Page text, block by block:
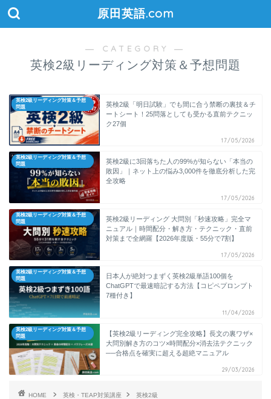
原田英語.com
― CATEGORY ―
英検2級リーディング対策＆予想問題
英検2級リーディング対策＆予想
問題
英検2級「明日試験」でも間に合う禁断の裏技＆チ
ートシート！25問落としても受かる直前テクニッ
ク27個
17/05/2026
英検2級リーディング対策＆予想
問題
英検2級に3回落ちた人の99%が知らない「本当の
敗因」｜ネット上の悩み3,000件を徹底分析した完
全攻略
17/05/2026
英検2級リーディング対策＆予想
問題
英検2級リーディング 大問別「秒速攻略」完全マ
ニュアル｜時間配分・解き方・テクニック・直前
対策まで全網羅【2026年度版・55分で7割】
17/05/2026
英検2級リーディング対策＆予想
問題
日本人が絶対つまずく英検2級単語100個を
ChatGPTで最速暗記する方法【コピペプロンプト
7種付き】
11/04/2026
英検2級リーディング対策＆予想
問題
【英検2級リーディング完全攻略】長文の裏ワザ×
大問別解き方のコツ×時間配分×消去法テクニック
──合格点を確実に超える超絶マニュアル
29/03/2026
HOME 英検・TEAP対策講座
英検2級